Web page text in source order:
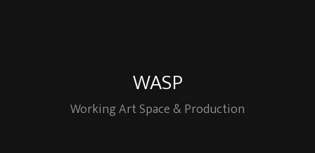
WASP
Working Art Space & Production